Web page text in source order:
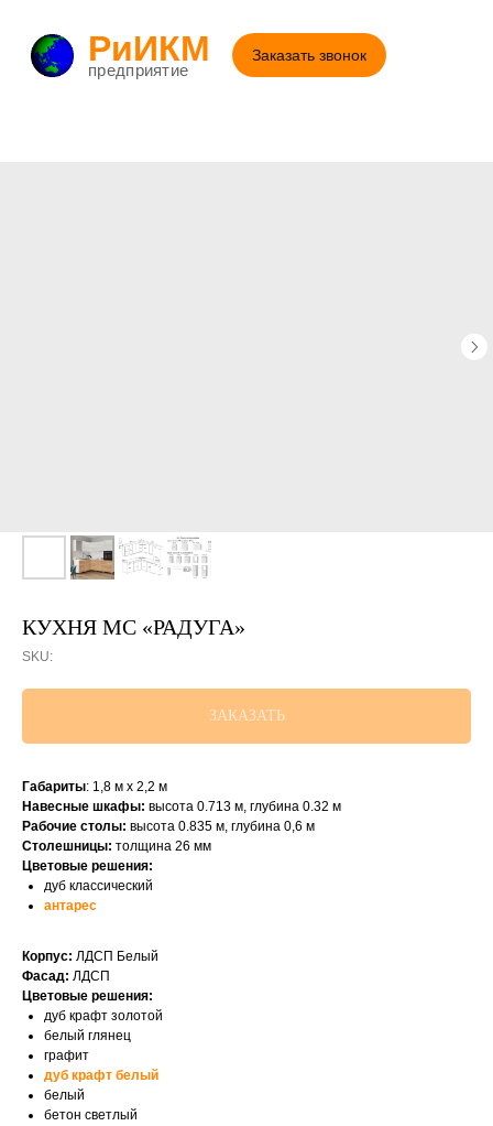
Заказать звонок
РиИКМ
предприятие
КУХНЯ МС «РАДУГА»
SKU:
ЗАКАЗАТЬ
Габариты: 1,8 м x 2,2 м
Навесные шкафы: высота 0.713 м, глубина 0.32 м
Рабочие столы: высота 0.835 м, глубина 0,6 м
Столешницы: толщина 26 мм
Цветовые решения:
дуб классический
антарес
Корпус: ЛДСП Белый
Фасад: ЛДСП
Цветовые решения:
дуб крафт золотой
белый глянец
графит
дуб крафт белый
белый
бетон светлый